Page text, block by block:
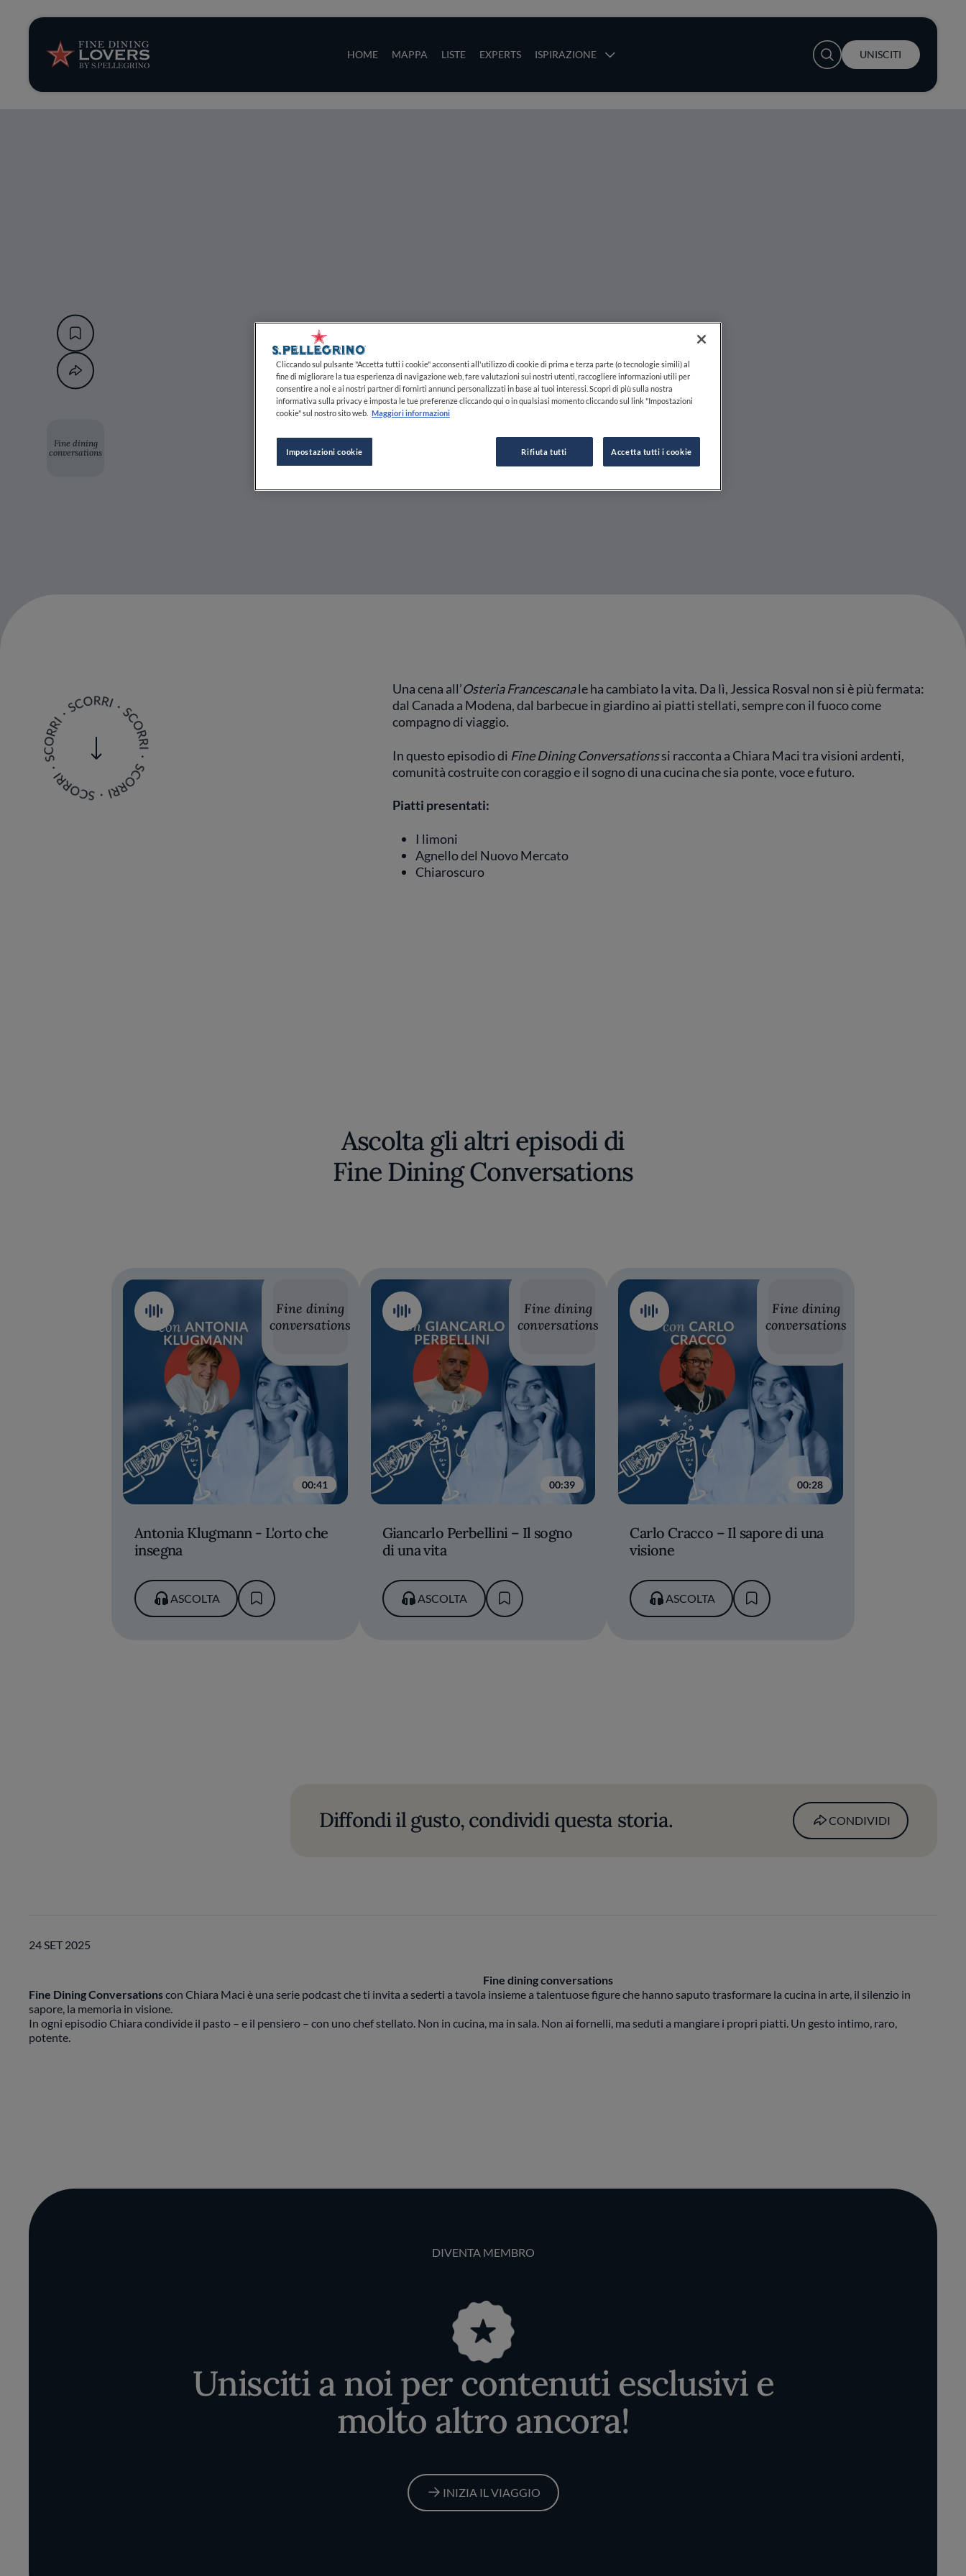
HOME MAPPA LISTE EXPERTS ISPIRAZIONE
Storie e tendenze
Ricette
User account menu
UNISCITI
Fine dining
conversations
Una cena all’Osteria Francescanale ha cambiato la vita. Da lì, Jessica Rosval non si è più fermata:
dal Canada a Modena, dal barbecue in giardino ai piatti stellati, sempre con il fuoco come
compagno di viaggio.
In questo episodio di Fine Dining Conversationssi racconta a Chiara Maci tra visioni ardenti,
comunità costruite con coraggio e il sogno di una cucina che sia ponte, voce e futuro.
Piatti presentati:
I limoni
Agnello del Nuovo Mercato
Chiaroscuro
Ascolta gli altri episodi di
Fine Dining Conversations
Fine dining
conversations
00:41
Antonia Klugmann - L'orto che
insegna
ASCOLTA
Fine dining
conversations
00:39
Giancarlo Perbellini – Il sogno
di una vita
ASCOLTA
Fine dining
conversations
00:28
Carlo Cracco – Il sapore di una
visione
ASCOLTA
Diffondi il gusto, condividi questa storia. CONDIVIDI
24 SET 2025
Fine dining conversations
Fine Dining Conversationscon Chiara Maci è una serie podcast che ti invita a sederti a tavola insieme a talentuose figure che hanno saputo trasformare la cucina in arte, il silenzio in
sapore, la memoria in visione.
In ogni episodio Chiara condivide il pasto – e il pensiero – con uno chef stellato. Non in cucina, ma in sala. Non ai fornelli, ma seduti a mangiare i propri piatti. Un gesto intimo, raro,
potente.
DIVENTA MEMBRO
Unisciti a noi per contenuti esclusivi e
molto altro ancora!
INIZIA IL VIAGGIO
Cliccando sul pulsante "Accetta tutti i cookie" acconsenti all'utilizzo di cookie di prima e terza parte (o tecnologie simili) al
fine di migliorare la tua esperienza di navigazione web, fare valutazioni sui nostri utenti, raccogliere informazioni utili per
consentire a noi e ai nostri partner di fornirti annunci personalizzati in base ai tuoi interessi. Scopri di più sulla nostra
informativa sulla privacy e imposta le tue preferenze cliccando qui o in qualsiasi momento cliccando sul link "Impostazioni
cookie" sul nostro sito web. Maggiori informazioni
Impostazioni cookie Rifiuta tutti Accetta tutti i cookie